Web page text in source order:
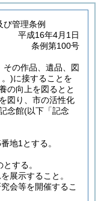
管理条例
平成16年4月1日
条例第100号
の作品、遺品、図
)に接することを
の向上を図るとと
図り、市の活性化
念館(以下「記念
地1とする。
する。
展示すること。
会等を開催するこ